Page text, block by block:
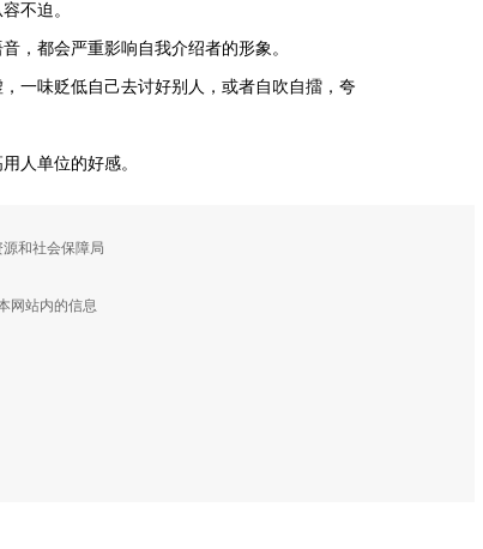
不迫。
，都会严重影响自我介绍者的形象。
一味贬低自己去讨好别人，或者自吹自擂，夸
人单位的好感。
和社会保障局
网站内的信息